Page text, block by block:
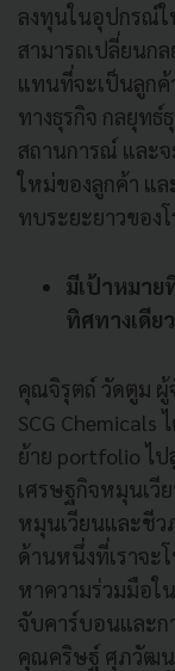
ลงทุนในอุปกรณ์ใ
สามารถเปลี่ยนก
แทนที่จะเป็นลูกค้
ทางธุรกิจ กลยุท
สถานการณ์ และจ
ใหม่ของลูกค้า แ
ทบระยะยาวของ
มีเป้าหมาย
ทิศทางเดีย
คุณจิรุตถ์ วัดตูม ผู้
SCG Chemicals
ย้าย portfolio ไป
เศรษฐกิจหมุนเวี
หมุนเวียนและชีว
ด้านหนึ่งที่เราจะ
หาความร่วมมือใ
จับคาร์บอนและก
คุณคริษฐ์ ศุภวัฒน